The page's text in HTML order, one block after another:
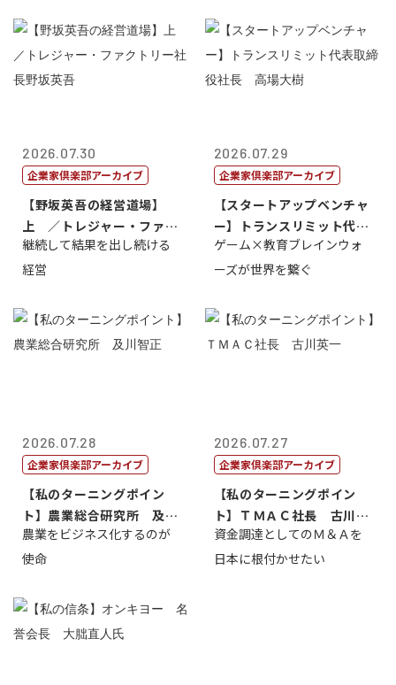
2026.07.30
企業家倶楽部アーカイブ
【野坂英吾の経営道場】
上 ／トレジャー・ファク
トリー社長野坂...
継続して結果を出し続ける
経営
2026.07.29
企業家倶楽部アーカイブ
【スタートアップベンチャ
ー】トランスリミット代表
取締役社長 ...
ゲーム×教育ブレインウォ
ーズが世界を繋ぐ
2026.07.28
企業家倶楽部アーカイブ
【私のターニングポイン
ト】農業総合研究所 及川
智正
農業をビジネス化するのが
使命
2026.07.27
企業家倶楽部アーカイブ
【私のターニングポイン
ト】ＴＭＡＣ社長 古川英
一
資金調達としてのＭ＆Ａを
日本に根付かせたい